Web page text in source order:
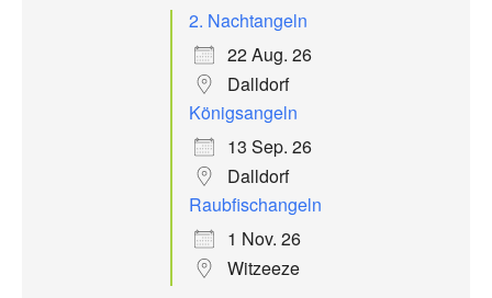
2. Nachtangeln
22 Aug. 26
Dalldorf
Königsangeln
13 Sep. 26
Dalldorf
Raubfischangeln
1 Nov. 26
Witzeeze